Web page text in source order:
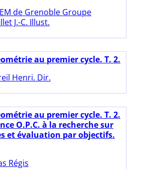
de Grenoble Groupe
J.-C. Illust.
au premier cycle. T. 2.
Henri. Dir.
au premier cycle. T. 2.
O.P.C. à la recherche sur
et évaluation par objectifs.
Régis